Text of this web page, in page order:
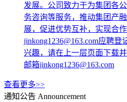
发展。公司致力于为集团各
务咨询等服务，推动集团产
展，促进优势互补，实现合
jinkong1236@163.com应聘
兴趣，请在上一层页面下载
邮箱jinkong1236@163.com
查看更多>>
通知公告 Announcement